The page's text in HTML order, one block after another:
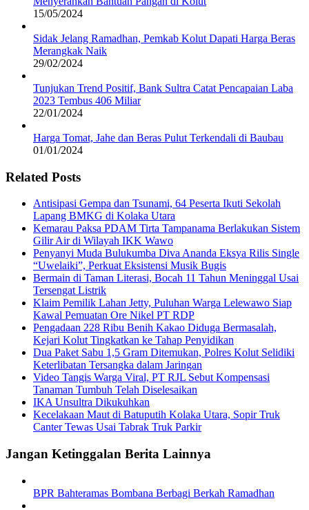
15/05/2024
Sidak Jelang Ramadhan, Pemkab Kolut Dapati Harga Beras
Merangkak Naik
29/02/2024
Tunjukan Trend Positif, Bank Sultra Catat Pencapaian Laba
2023 Tembus 406 Miliar
22/01/2024
Harga Tomat, Jahe dan Beras Pulut Terkendali di Baubau
01/01/2024
Related Posts
Antisipasi Gempa dan Tsunami, 64 Peserta Ikuti Sekolah
Lapang BMKG di Kolaka Utara
Kemarau Paksa PDAM Tirta Tampanama Berlakukan Sistem
Gilir Air di Wilayah IKK Wawo
Penyanyi Muda Bulukumba Diva Ananda Eksya Rilis Single
“Uwelaiki”, Perkuat Eksistensi Musik Bugis
Bermain di Taman Literasi, Bocah 11 Tahun Meninggal Usai
Tersengat Listrik
Klaim Pemilik Lahan Jetty, Puluhan Warga Lelewawo Siap
Kawal Pemuatan Ore Nikel PT RDP
Pengadaan 228 Ribu Benih Kakao Diduga Bermasalah,
Kejari Kolut Tingkatkan ke Tahap Penyidikan
Dua Paket Sabu 1,5 Gram Ditemukan, Polres Kolut Selidiki
Keterlibatan Tersangka dalam Jaringan
Video Tangis Warga Viral, PT RJL Sebut Kompensasi
Tanaman Tumbuh Telah Diselesaikan
IKA Unsultra Dikukuhkan
Kecelakaan Maut di Batuputih Kolaka Utara, Sopir Truk
Canter Tewas Usai Tabrak Truk Parkir
Jangan Ketinggalan Berita Lainnya
BPR Bahteramas Bombana Berbagi Berkah Ramadhan